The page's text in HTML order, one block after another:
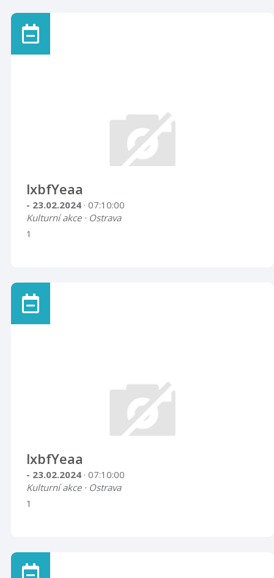
lxbfYeaa
- 23.02.2024 · 07:10:00
Kulturní akce · Ostrava
1
lxbfYeaa
- 23.02.2024 · 07:10:00
Kulturní akce · Ostrava
1